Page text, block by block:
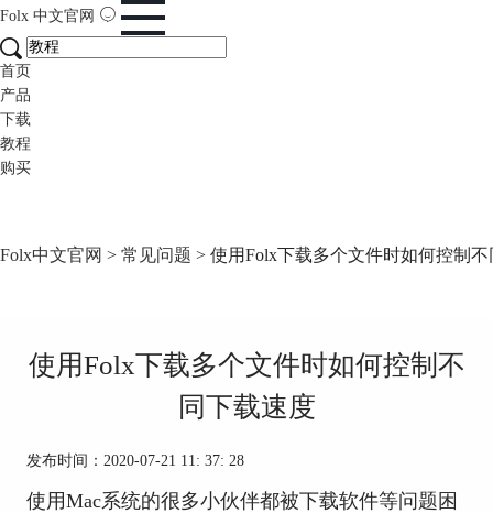
Folx 中文官网
首页
产品
下载
教程
购买
Folx中文官网 > 常见问题 > 使用Folx下载多个文件时如何控制
使用Folx下载多个文件时如何控制不
同下载速度
发布时间：2020-07-21 11: 37: 28
使用Mac系统的很多小伙伴都被下载软件等问题困